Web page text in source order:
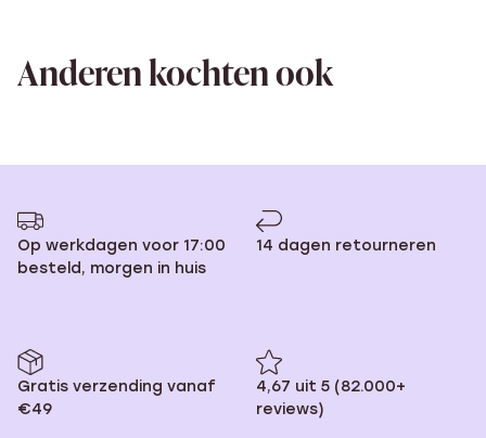
Anderen kochten ook
Op werkdagen voor 17:00
besteld, morgen in huis
14 dagen retourneren
Gratis verzending vanaf
€49
4,67 uit 5 (82.000+
reviews)